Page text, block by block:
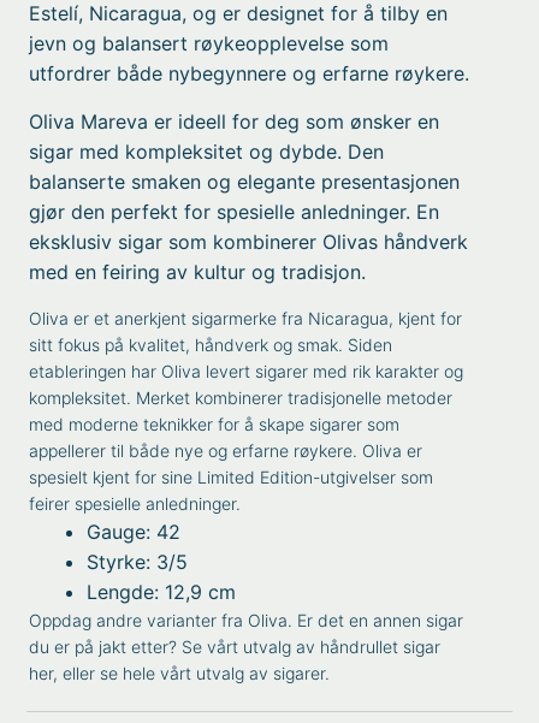
Estelí, Nicaragua, og er designet for å tilby en
jevn og balansert røykeopplevelse som
utfordrer både nybegynnere og erfarne røykere.
Oliva Mareva er ideell for deg som ønsker en
sigar med kompleksitet og dybde. Den
balanserte smaken og elegante presentasjonen
gjør den perfekt for spesielle anledninger. En
eksklusiv sigar som kombinerer Olivas håndverk
med en feiring av kultur og tradisjon.
Oliva er et anerkjent sigarmerke fra Nicaragua, kjent for
sitt fokus på kvalitet, håndverk og smak. Siden
etableringen har Oliva levert sigarer med rik karakter og
kompleksitet. Merket kombinerer tradisjonelle metoder
med moderne teknikker for å skape sigarer som
appellerer til både nye og erfarne røykere. Oliva er
spesielt kjent for sine Limited Edition-utgivelser som
feirer spesielle anledninger.
Gauge: 42
Styrke: 3/5
Lengde: 12,9 cm
Oppdag andre varianter fra Oliva. Er det en annen sigar
du er på jakt etter? Se vårt utvalg av håndrullet sigar
her, eller se hele vårt utvalg av sigarer.